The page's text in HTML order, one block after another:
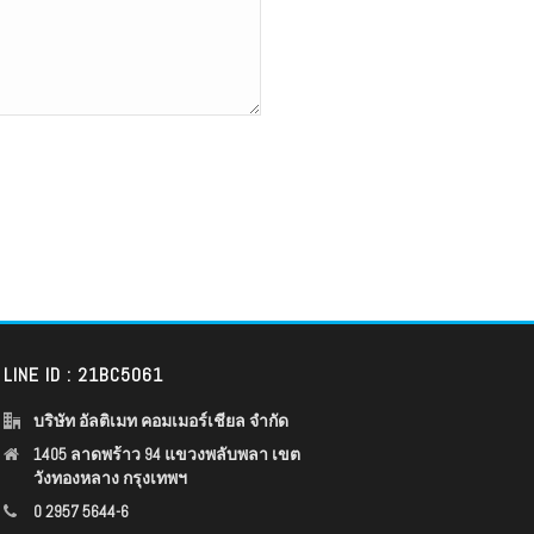
LINE ID : 21BC5061
บริษัท อัลติเมท คอมเมอร์เชียล จำกัด
1405 ลาดพร้าว 94 แขวงพลับพลา เขต
วังทองหลาง กรุงเทพฯ
0 2957 5644-6